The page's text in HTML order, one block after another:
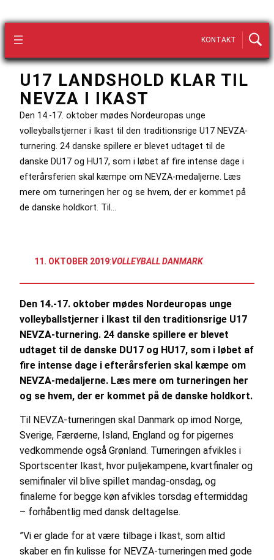
KONTAKT
U17 LANDSHOLD KLAR TIL
NEVZA I IKAST
Den 14.-17. oktober mødes Nordeuropas unge
volleyballstjerner i Ikast til den traditionsrige U17 NEVZA-
turnering. 24 danske spillere er blevet udtaget til de
danske DU17 og HU17, som i løbet af fire intense dage i
efterårsferien skal kæmpe om NEVZA-medaljerne. Læs
mere om turneringen her og se hvem, der er kommet på
de danske holdkort. Til…
11. OKTOBER 2019:VOLLEYBALL DANMARK
Den 14.-17. oktober mødes Nordeuropas unge
volleyballstjerner i Ikast til den traditionsrige U17
NEVZA-turnering. 24 danske spillere er blevet
udtaget til de danske DU17 og HU17, som i løbet af
fire intense dage i efterårsferien skal kæmpe om
NEVZA-medaljerne. Læs mere om turneringen her
og se hvem, der er kommet på de danske holdkort.
Til NEVZA-turneringen skal Danmark op imod Norge,
Sverige, Færøerne, Island, England og for pigernes
vedkommende også Grønland. Turneringen afvikles i
Sportscenter Ikast, hvor puljekampene, kvartfinaler og
semifinaler vil blive spillet mandag-onsdag, og
finalerne for begge køn afvikles torsdag eftermiddag
– forhåbentlig med dansk deltagelse.
”Vi er glade for at være tilbage i Ikast, som altid
skaber en fin kulisse for NEVZA-turneringen med gode